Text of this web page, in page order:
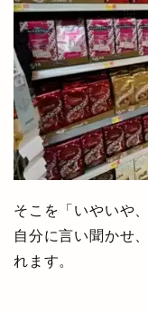
そこを「いやいや
自分に言い聞かせ
れます。